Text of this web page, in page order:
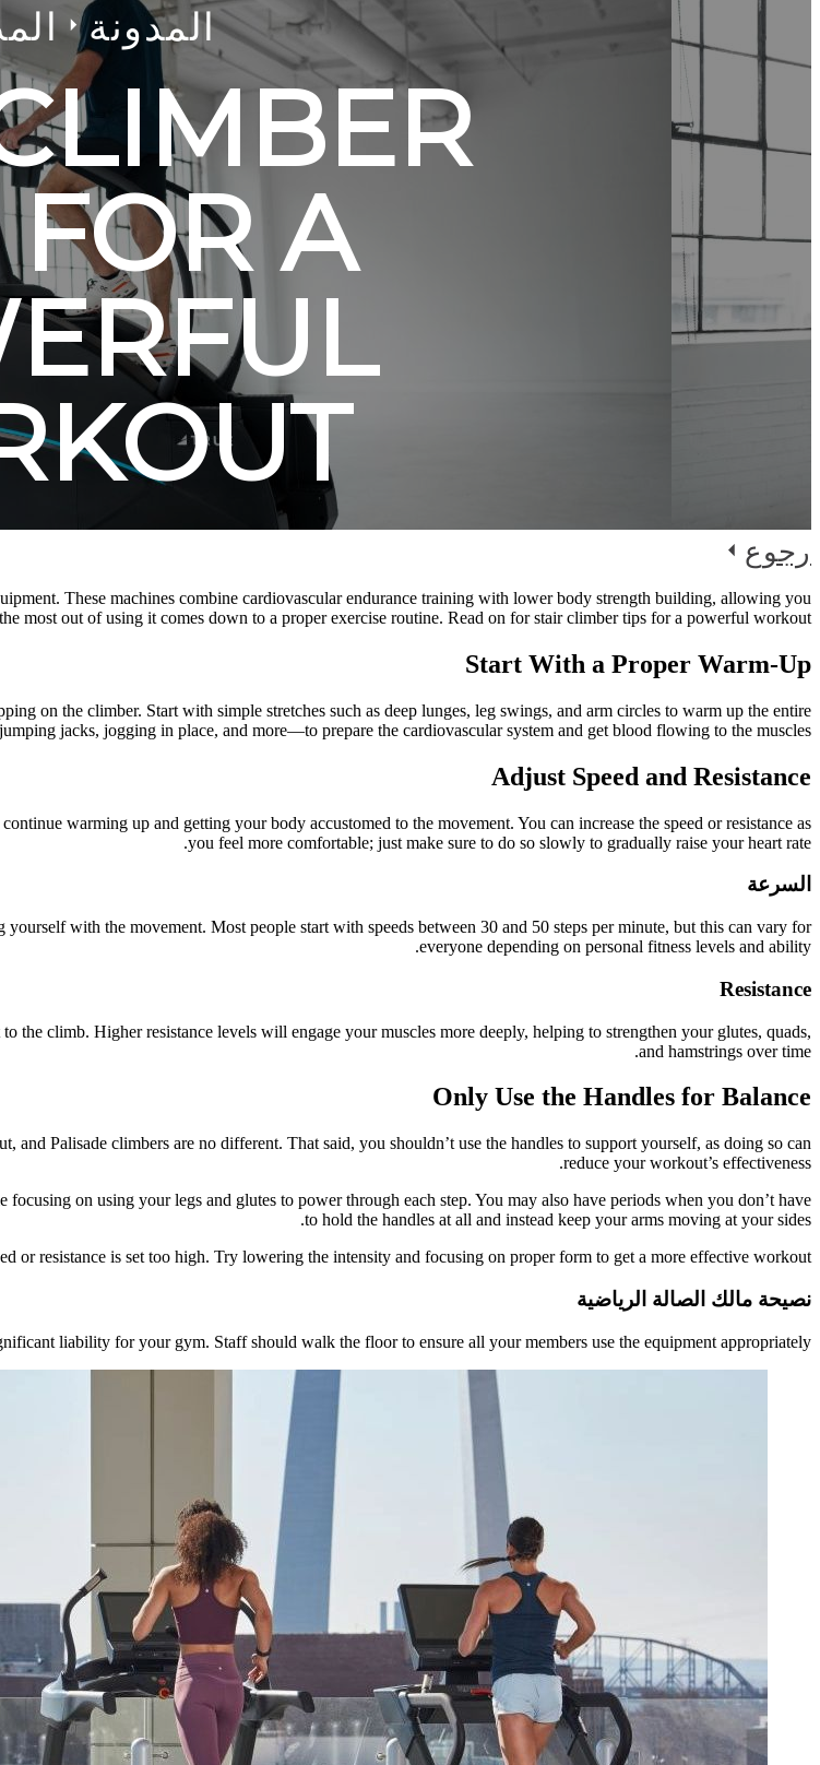
المدونة
A
رجوع
These machines combine cardiovascular endurance training with lower body strength building, allowing you
most out of using it comes down to a proper exercise routine. Read on for stair climber tips for a powerful workout.
Start With a Proper Warm-Up
on the climber. Start with simple stretches such as deep lunges, leg swings, and arm circles to warm up the entire
jacks, jogging in place, and more—to prepare the cardiovascular system and get blood flowing to the muscles.
Adjust Speed and Resistance
warming up and getting your body accustomed to the movement. You can increase the speed or resistance as
you feel more comfortable; just make sure to do so slowly to gradually raise your heart rate.
السرعة
with the movement. Most people start with speeds between 30 and 50 steps per minute, but this can vary for
everyone depending on personal fitness levels and ability.
Resistance
climb. Higher resistance levels will engage your muscles more deeply, helping to strengthen your glutes, quads,
and hamstrings over time.
Only Use the Handles for Balance
Palisade climbers are no different. That said, you shouldn’t use the handles to support yourself, as doing so can
reduce your workout’s effectiveness.
on using your legs and glutes to power through each step. You may also have periods when you don’t have
to hold the handles at all and instead keep your arms moving at your sides.
resistance is set too high. Try lowering the intensity and focusing on proper form to get a more effective workout.
نصيحة مالك الصالة الرياضية
liability for your gym. Staff should walk the floor to ensure all your members use the equipment appropriately.